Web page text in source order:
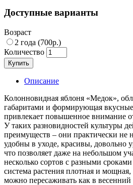
Доступные варианты
Возраст
2 года (700р.)
Количество
Купить
Описание
Колонновидная яблоня «Медок»,
габаритами и формирующая
привлекает повышенное внимание
У таких разновидностей культуры
преимуществ – они практически не
удобны в уходе, красивы, довольно
что позволяет даже на небольшом
несколько сортов с разными
система растения плотная и
можно пересаживать как в